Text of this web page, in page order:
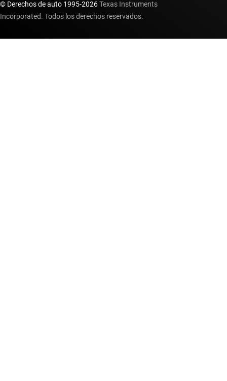
© Derechos de auto 1995-2026Texas Instruments
Incorporated. Todos los derechos reservados.